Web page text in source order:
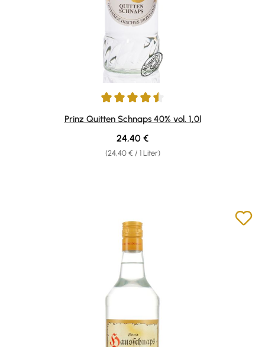
Durchschnittliche Bewertung von 4.5 von 5 Sternen
Prinz Quitten Schnaps 40% vol. 1,0l
(24,40 € / 1 Liter)
Regulärer Preis:
24,40 €